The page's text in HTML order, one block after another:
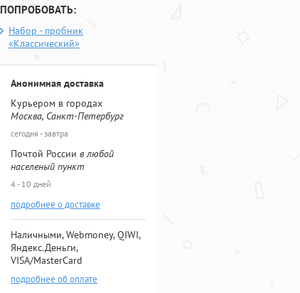
ПОПРОБОВАТЬ:
Набор - пробник
«Классический»
Анонимная доставка
Курьером в городах
Москва, Санкт-Петербург
сегодня - завтра
Почтой России в любой
населеный пункт
4 - 10 дней
подробнее о доставке
Наличными, Webmoney, QIWI,
Яндекс.Деньги,
VISA/MasterCard
подробнее об оплате